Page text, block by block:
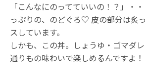
「こんなにのってていいの！？」・
っぷりの、のどぐろ♡ 皮の部分は炙
スしています。
しかも、この丼。しょうゆ・ゴマダ
通りもの味わいで楽しめるんですよ！